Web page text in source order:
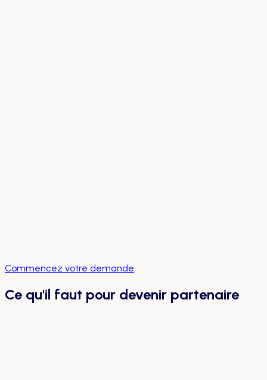
Commencez votre demande
Ce qu'il faut pour devenir partenaire